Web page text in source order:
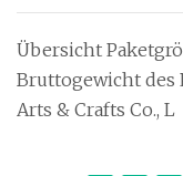
Übersicht
Bruttogewicht des
Arts & Crafts Co., L